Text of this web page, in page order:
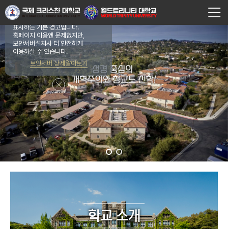
주소창[주의 요함]은브라우저가
표시하는 기본 경고입니다.
홈페이지 이용엔 문제없지만,
보안서버설치시 더 안전하게
이용하실 수 있습니다.
보안서버 상세알아보기
학교 소개